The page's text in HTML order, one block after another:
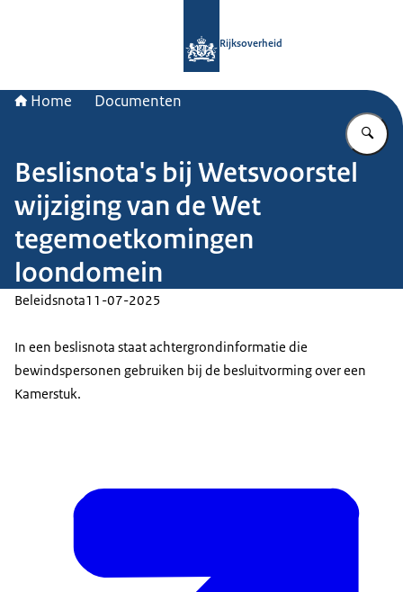
Rijksoverheid
Home Documenten
Beslisnota's bij Wetsvoorstel
wijziging van de Wet
tegemoetkomingen
loondomein
Beleidsnota11-07-2025
In een beslisnota staat achtergrondinformatie die
bewindspersonen gebruiken bij de besluitvorming over een
Kamerstuk.